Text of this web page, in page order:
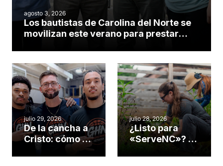
agosto 3, 2026
Los bautistas de Carolina del Norte se
movilizan este verano para prestar
julio 29, 2026
De la cancha a
Cristo: cómo el
gimnasio de
julio 28, 2026
¿Listo para
«ServeNC»? 4